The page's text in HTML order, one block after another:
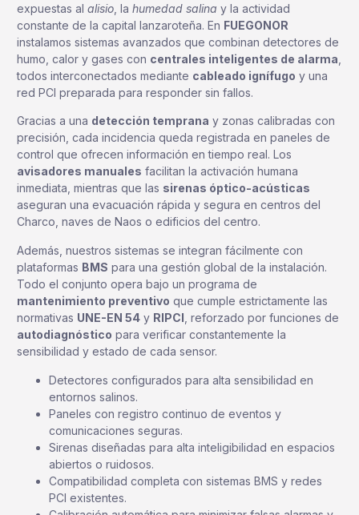
expuestas al alisio , la humedad salina y la actividad
constante de la capital lanzaroteña. En FUEGONOR
instalamos sistemas avanzados que combinan detectores de
humo, calor y gases con centrales inteligentes de alarma
todos interconectados mediante cableado ignífugo y una
red PCI preparada para responder sin fallos.
Gracias a una detección temprana y zonas calibradas con
precisión, cada incidencia queda registrada en paneles de
control que ofrecen información en tiempo real. Los
avisadores manuales facilitan la activación humana
inmediata, mientras que las sirenas óptico-acústicas
aseguran una evacuación rápida y segura en centros del
Charco, naves de Naos o edificios del centro.
Además, nuestros sistemas se integran fácilmente con
plataformas BMS para una gestión global de la instalación.
Todo el conjunto opera bajo un programa de
mantenimiento preventivo que cumple estrictamente las
normativas UNE-EN 54 y RIPCI , reforzado por funciones de
autodiagnóstico para verificar constantemente la
sensibilidad y estado de cada sensor.
Detectores configurados para alta sensibilidad en
entornos salinos.
Paneles con registro continuo de eventos y
comunicaciones seguras.
Sirenas diseñadas para alta inteligibilidad en espacios
abiertos o ruidosos.
Compatibilidad completa con sistemas BMS y redes
PCI existentes.